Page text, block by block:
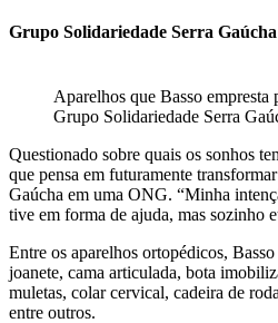
Grupo Solidariedade Serra Gaúcha
Aparelhos que Basso empresta
Grupo Solidariedade Serra
Questionado sobre quais os sonhos
que pensa em futuramente
Gaúcha em uma ONG. “Minha
tive em forma de ajuda, mas sozinho
Entre os aparelhos ortopédicos,
joanete, cama articulada, bota
muletas, colar cervical, cadeira de
entre outros.